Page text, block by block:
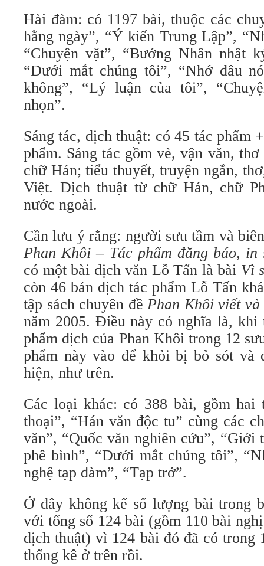
Hài đàm: có 1197 bài, thuộc các
hằng ngày”, “Ý kiến Trung Lập”,
“Chuyện vặt”, “Bướng Nhân nhật
“Dưới mắt chúng tôi”, “Nhớ đâu
không”, “Lý luận của tôi”,
nhọn”.
Sáng tác, dịch thuật: có 45 tác phẩm
phẩm. Sáng tác gồm vè, vận văn,
chữ Hán; tiểu thuyết, truyện ngắn,
Việt. Dịch thuật từ chữ Hán, chữ
nước ngoài.
Cần lưu ý rằng: người sưu tầm và
Phan Khôi – Tác phẩm đăng báo, in
có một bài dịch văn Lỗ Tấn là bài Vì
còn 46 bản dịch tác phẩm Lỗ Tấn
tập sách chuyên đề Phan Khôi viết
năm 2005. Điều này có nghĩa là, khi
phẩm dịch của Phan Khôi trong 12
phẩm này vào để khỏi bị bỏ sót và
hiện, như trên.
Các loại khác: có 388 bài, gồm hai
thoại”, “Hán văn độc tu” cùng các
văn”, “Quốc văn nghiên cứu”, “Giới
phê bình”, “Dưới mắt chúng tôi”,
nghệ tạp đàm”, “Tạp trở”.
Ở đây không kể số lượng bài trong
với tổng số 124 bài (gồm 110 bài
dịch thuật) vì 124 bài đó đã có trong
thống kê ở trên rồi.